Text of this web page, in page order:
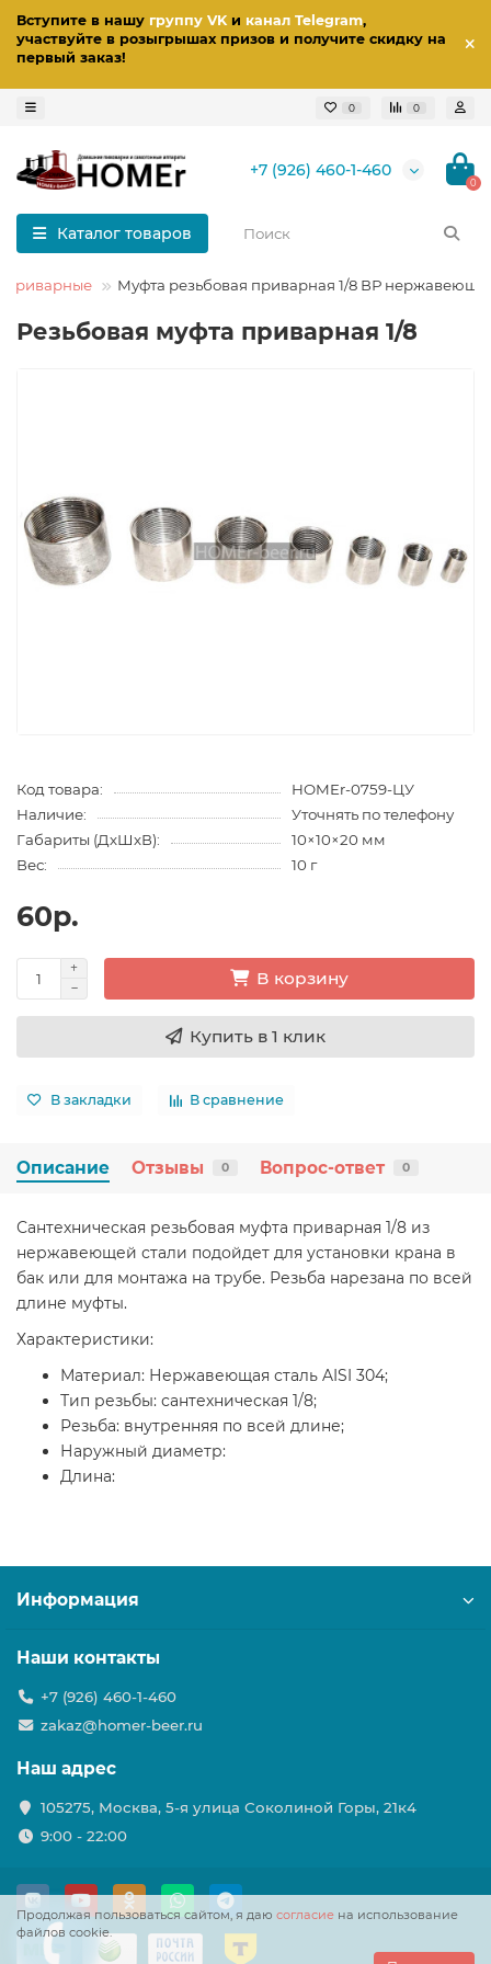
Вступите в нашу группу VKи канал Telegram,
участвуйте в розыгрышах призов и получите скидку на
первый заказ!
0 0
+7 (926) 460-1-460
0
Каталог товаров
приварные Муфта резьбовая приварная 1/8 ВР
Резьбовая муфта приварная 1/8
Код товара:
HOMEr-0759-ЦУ
Наличие:
Уточнять по телефону
Габариты (ДхШхВ):
10×10×20 мм
Вес:
10 г
60р.
В корзину
Купить в 1 клик
В закладки В сравнение
Описание Отзывы 0 Вопрос-ответ 0
Сантехническая резьбовая муфта приварная 1/8 из
нержавеющей стали подойдет для установки крана в
бак или для монтажа на трубе. Резьба нарезана по всей
длине муфты.
Характеристики:
Материал: Нержавеющая сталь AISI 304;
Тип резьбы: сантехническая 1/8;
Резьба: внутренняя по всей длине;
Наружный диаметр:
Длина:
Продолжая пользоваться сайтом, я даю согласие на использование
файлов cookie.
Информация
Наши контакты
+7 (926) 460-1-460
zakaz@homer-beer.ru
Наш адрес
105275, Москва, 5-я улица Соколиной Горы, 21к4
9:00 - 22:00